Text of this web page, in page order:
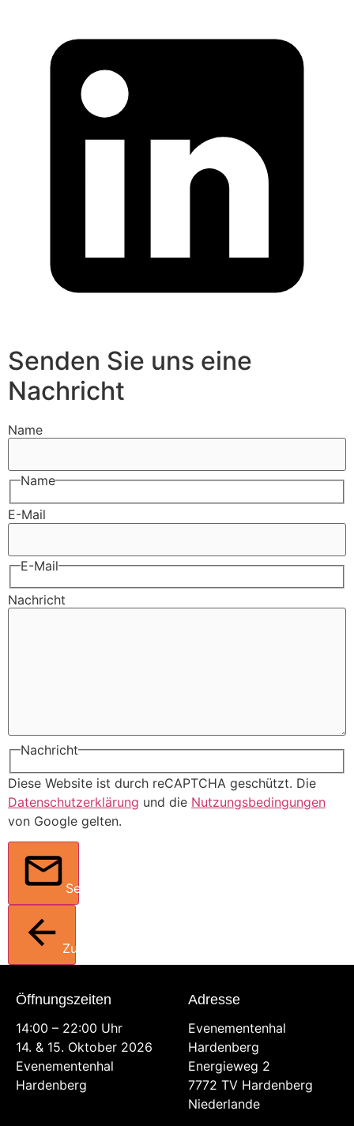
Senden Sie uns eine
Nachricht
Name
Name
E-Mail
E-Mail
Nachricht
Nachricht
Diese Website ist durch reCAPTCHA geschützt. Die
Datenschutzerklärung und die Nutzungsbedingungen
von Google gelten.
Senden
Zurück
Öffnungszeiten
14:00 – 22:00 Uhr
14. & 15. Oktober 2026
Evenementenhal
Hardenberg
Adresse
Evenementenhal
Hardenberg
Energieweg 2
7772 TV Hardenberg
Niederlande